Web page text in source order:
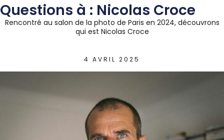
Questions à : Nicolas Croce
Rencontré au salon de la photo de Paris en 2024, découvrons
qui est Nicolas Croce
4 AVRIL 2025